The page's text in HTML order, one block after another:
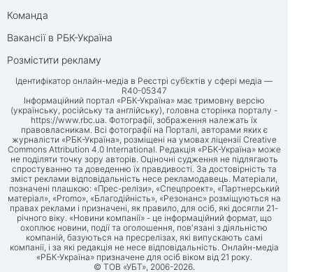
Команда
Вакансії в РБК-Україна
Розмістити рекламу
Ідентифікатор онлайн-медіа в Реєстрі суб’єктів у сфері медіа —
R40-05347
Інформаційний портал «РБК-Україна» має тримовну версію
(українську, російську та англійську), головна сторінка порталу -
https://www.rbc.ua. Фотографії, зображення належать їх
правовласникам. Всі фотографії на Порталі, авторами яких є
журналісти «РБК-Україна», розміщені на умовах ліцензії Creative
Commons Attribution 4.0 International. Редакція «РБК-Україна» може
не поділяти точку зору авторів. Оціночні судження не підлягають
спростуванню та доведенню їх правдивості. За достовірність та
зміст реклами відповідальність несе рекламодавець. Матеріали,
позначені плашкою: «Прес-релізи», «Спецпроект», «Партнерський
матеріал», «Promo», «Благодійність», «Резонанс» розміщуються на
правах реклами і призначені, як правило, для осіб, які досягли 21-
річного віку. «Новини компанії» - це інформаційний формат, що
охоплює новини, події та оголошення, пов'язані з діяльністю
компаній, базуються на пресрелізах, які випускають самі
компанії, і за які редакція не несе відповідальність. Онлайн-медіа
«РБК-Україна» призначене для осіб віком від 21 року.
© ТОВ «УБТ», 2006-2026.